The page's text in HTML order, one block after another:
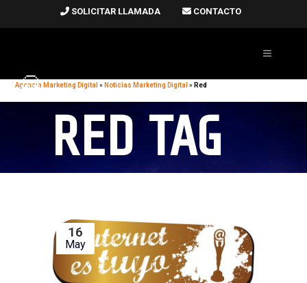
SOLICITAR LLAMADA CONTACTO
Agencia Marketing Digital » Noticias Marketing Digital » Red
RED TAG
16
May